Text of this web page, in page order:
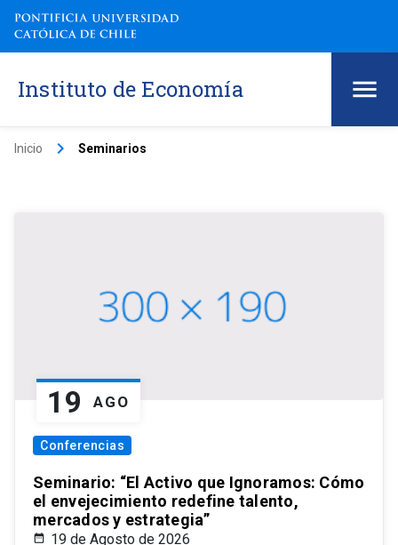
Instituto de Economía
Inicio keyboard_arrow_right Seminarios
19 AGO
Conferencias
Seminario: “El Activo que Ignoramos: Cómo
el envejecimiento redefine talento,
mercados y estrategia”
19 de Agosto de 2026